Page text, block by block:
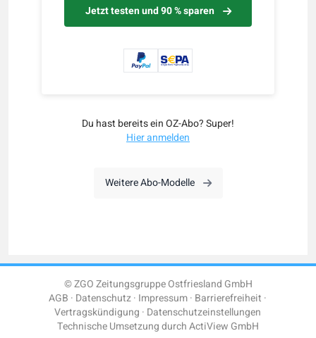
Jetzt testen und 90 % sparen
Du hast bereits ein OZ-Abo? Super!
Hier anmelden
Weitere Abo-Modelle
© ZGO Zeitungsgruppe Ostfriesland GmbH
AGB Datenschutz Impressum Barrierefreiheit
Vertragskündigung Datenschutzeinstellungen
Technische Umsetzung durchActiView GmbH